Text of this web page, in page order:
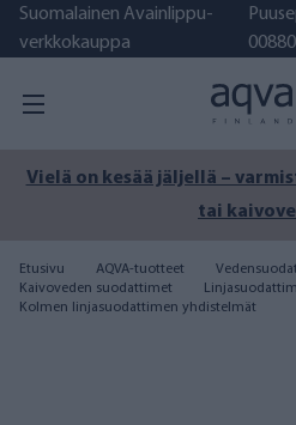
Suomalainen Avainlippu-
verkkokauppa
Vielä on kesää jäljellä –
tai
Etusivu AQVA-tuotteet
Kaivoveden suodattimet
Kolmen linjasuodattimen yhdistelmät